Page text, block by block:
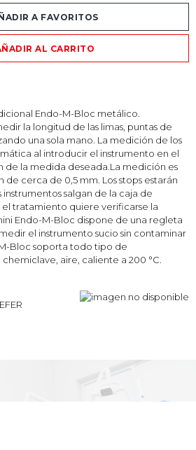
A FAVORITOS
AL CARRITO
Endo-M-Bloc metálico.
la longitud de las limas, puntas de
una sola mano. La medición de los
al introducir el instrumento en el
de la medida deseada.La medición es
de cerca de 0,5 mm. Los stops estarán
salgan de la caja de
tratamiento quiere verificarse la
Endo-M-Bloc dispone de una regleta
el instrumento sucio sin contaminar
Bloc soporta todo tipo de
aire, caliente a 200 °C.